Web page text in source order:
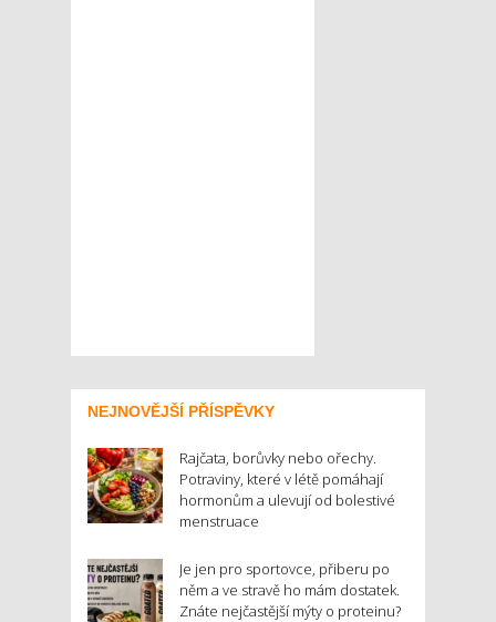
NEJNOVĚJŠÍ PŘÍSPĚVKY
Rajčata, borůvky nebo ořechy.
Potraviny, které v létě pomáhají
hormonům a ulevují od bolestivé
menstruace
Je jen pro sportovce, přiberu po
něm a ve stravě ho mám dostatek.
Znáte nejčastější mýty o proteinu?